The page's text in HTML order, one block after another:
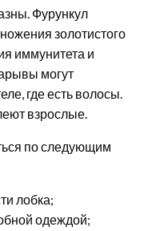
Фурункул
золотистого
иммунитета и
могут
где есть волосы.
взрослые.
по следующим
лобка;
одеждой;